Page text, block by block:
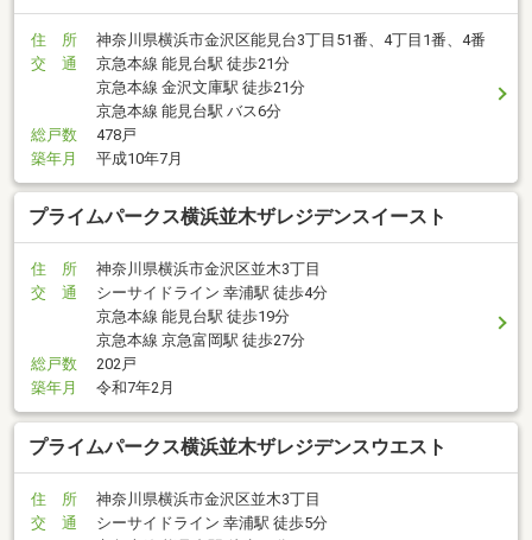
住 所
神奈川県横浜市金沢区能見台3丁目51番、4丁目1番、4番
交 通
京急本線 能見台駅 徒歩21分
京急本線 金沢文庫駅 徒歩21分
京急本線 能見台駅 バス6分
総戸数
478戸
築年月
平成10年7月
プライムパークス横浜並木ザレジデンスイースト
住 所
神奈川県横浜市金沢区並木3丁目
交 通
シーサイドライン 幸浦駅 徒歩4分
京急本線 能見台駅 徒歩19分
京急本線 京急富岡駅 徒歩27分
総戸数
202戸
築年月
令和7年2月
プライムパークス横浜並木ザレジデンスウエスト
住 所
神奈川県横浜市金沢区並木3丁目
交 通
シーサイドライン 幸浦駅 徒歩5分